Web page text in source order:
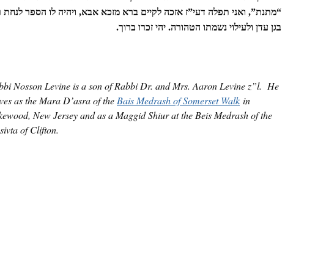
“מתנת”, ואני תפלה דעי”ז אזכה לקיים ברא מזכא אבא, ויהיה לו הספר לנחת
בגן עדן ולעילוי נשמתו הטהורה. יהי זכרו ברוך.
Nosson Levine is a son of Rabbi Dr. and Mrs. Aaron Levine z”l. He
as the Mara D’asra of the Bais Medrash of Somerset Walk in
New Jersey and as a Maggid Shiur at the Beis Medrash of the
of Clifton.